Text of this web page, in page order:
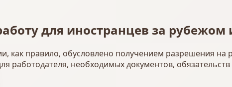
для иностранцев за рубежом
как правило, обусловлено получением разрешения
работодателя, необходимых документов,